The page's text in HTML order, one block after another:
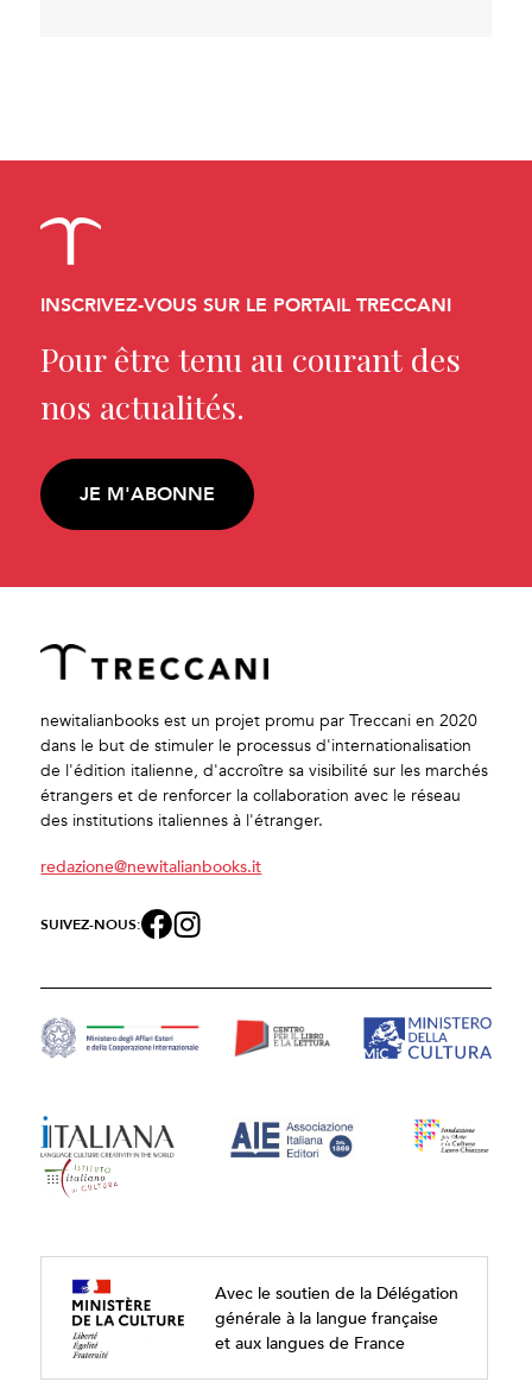
INSCRIVEZ-VOUS SUR LE PORTAIL TRECCANI
Pour être tenu au courant des
nos actualités.
JE M'ABONNE
newitalianbooks est un projet promu par Treccani en 2020
dans le but de stimuler le processus d'internationalisation
de l'édition italienne, d'accroître sa visibilité sur les marchés
étrangers et de renforcer la collaboration avec le réseau
des institutions italiennes à l'étranger.
redazione@newitalianbooks.it
SUIVEZ-NOUS:
Avec le soutien de la Délégation
générale à la langue française
et aux langues de France